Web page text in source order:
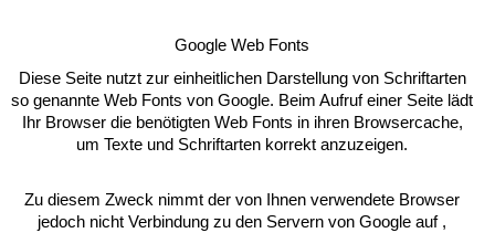
Google Web Fonts
Diese Seite nutzt zur einheitlichen Darstellung von Schriftarten
so genannte Web Fonts von Google. Beim Aufruf einer Seite lädt
Ihr Browser die benötigten Web Fonts in ihren Browsercache,
um Texte und Schriftarten korrekt anzuzeigen.
Zu diesem Zweck nimmt der von Ihnen verwendete Browser
jedoch nicht Verbindung zu den Servern von Google auf ,